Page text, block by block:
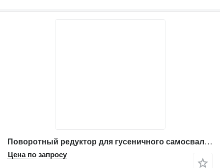
Поворотный редуктор для гусеничного самосвала Yanmar C10R, C12R, C30R, C50, C6R, C8R, CG3D
Цена по запросу